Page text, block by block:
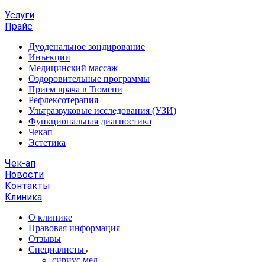
Услуги
Прайс
Дуоденальное зондирование
Инъекции
Медицинский массаж
Оздоровительные программы
Прием врача в Тюмени
Рефлексотерапия
Ультразвуковые исследования (УЗИ)
Функциональная диагностика
Чекап
Эстетика
Чек-ап
Новости
Контакты
Клиника
О клинике
Правовая информация
Отзывы
Специалисты
сириус.мед